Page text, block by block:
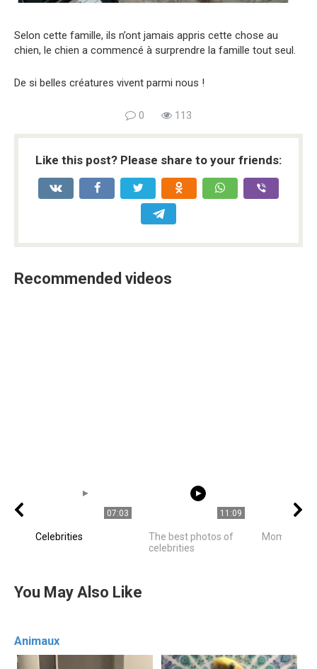
Selon cette famille, ils n’ont jamais appris cette chose au
chien, le chien a commencé à surprendre la famille tout seul.
De si belles créatures vivent parmi nous !
0 113
Like this post? Please share to your friends:
Recommended videos
07:03
Celebrities
11:09
The best photos of
celebrities
Mom is
You May Also Like
Animaux